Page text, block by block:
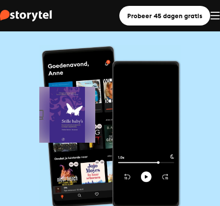
Probeer 45 dagen gratis